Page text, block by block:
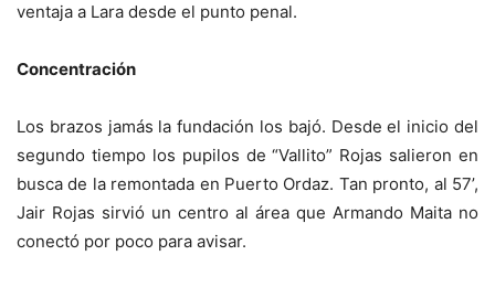
ventaja a Lara desde el punto penal.
Concentración
Los brazos jamás la fundación los bajó. Desde el inicio del
segundo tiempo los pupilos de “Vallito” Rojas salieron en
busca de la remontada en Puerto Ordaz. Tan pronto, al 57’,
Jair Rojas sirvió un centro al área que Armando Maita no
conectó por poco para avisar.